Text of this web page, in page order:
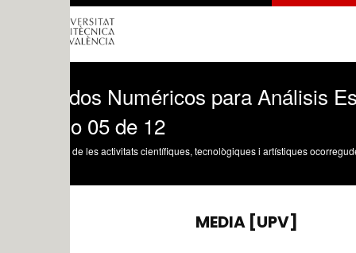
Numéricos para Análisis
05 de 12
les activitats científiques, tecnològiques i artístiques ocorregudes en els tres